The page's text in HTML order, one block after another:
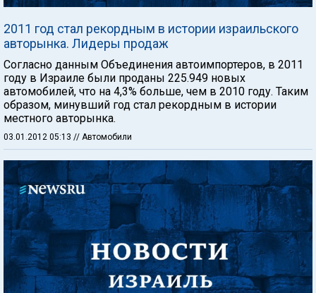
2011 год стал рекордным в истории израильского
авторынка. Лидеры продаж
Согласно данным Объединения автоимпортеров, в 2011
году в Израиле были проданы 225.949 новых
автомобилей, что на 4,3% больше, чем в 2010 году. Таким
образом, минувший год стал рекордным в истории
местного авторынка.
03.01.2012 05:13 // Автомобили